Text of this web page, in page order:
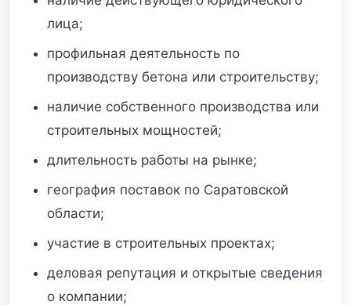
лица;
профильная деятельность по
производству бетона или строительству;
наличие собственного производства или
строительных мощностей;
длительность работы на рынке;
география поставок по Саратовской
области;
участие в строительных проектах;
деловая репутация и открытые сведения
о компании;